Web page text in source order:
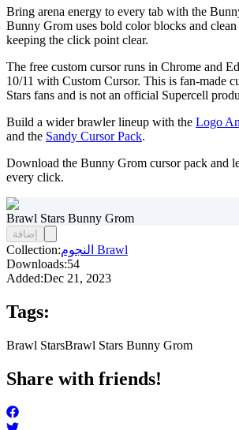
Bring arena energy to every tab with the
Bunny Grom uses bold color blocks and
keeping the click point clear.
The free custom cursor runs in Chrome and
10/11 with Custom Cursor. This is fan-made
Stars fans and is not an official Supercell
Build a wider brawler lineup with the Logo
and the Sandy Cursor Pack.
Download the Bunny Grom cursor pack and
every click.
Brawl Stars Bunny Grom
إضافة
Collection:
النجوم Brawl
Downloads:54
Added:Dec 21, 2023
Tags:
Brawl StarsBrawl Stars Bunny Grom
Share with friends!